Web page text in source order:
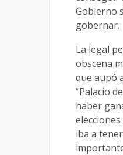
Gobierno
gobernar.
La legal
obscena
que aupó
“Palacio
haber
elecciones
iba a